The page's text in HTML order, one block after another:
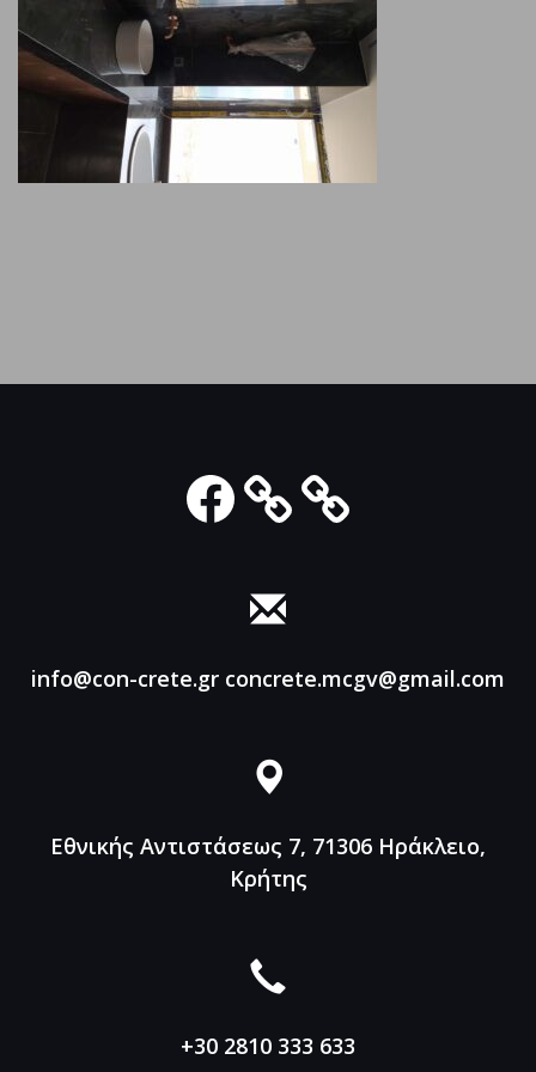
Facebook
info@con-crete.gr concrete.mcgv@gmail.com
Εθνικής Αντιστάσεως 7, 71306 Ηράκλειο,
Κρήτης
+30 2810 333 633